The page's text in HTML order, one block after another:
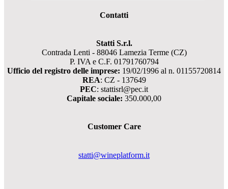
Contatti
Statti S.r.l.
Contrada Lenti - 88046 Lamezia Terme (CZ)
P. IVA e C.F. 01791760794
Ufficio del registro delle imprese: 19/02/1996 al n. 01155720814
REA: CZ - 137649
PEC: stattisrl@pec.it
Capitale sociale: 350.000,00
Customer Care
statti@wineplatform.it